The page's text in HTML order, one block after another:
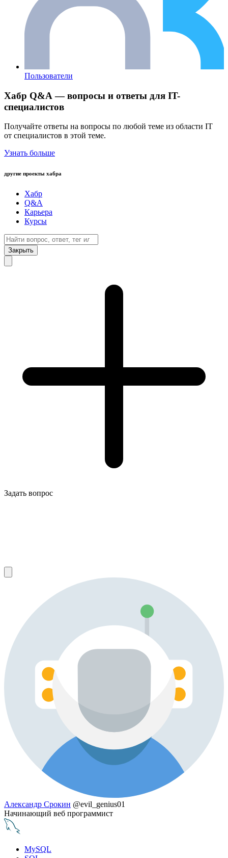
Пользователи
Хабр Q&A — вопросы и ответы для IT-
специалистов
Получайте ответы на вопросы по любой теме из области IT
от специалистов в этой теме.
Узнать больше
другие проекты хабра
Хабр
Q&A
Карьера
Курсы
Закрыть
Задать вопрос
Александр Срокин @evil_genius01
Начинающий веб программист
MySQL